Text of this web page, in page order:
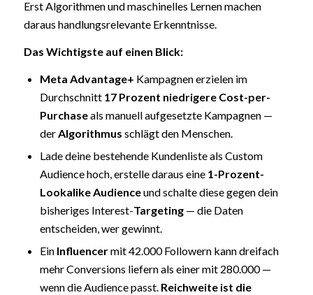
Erst Algorithmen und maschinelles Lernen machen
daraus handlungsrelevante Erkenntnisse.
Das Wichtigste auf einen Blick:
Meta Advantage+ Kampagnen erzielen im
Durchschnitt 17 Prozent niedrigere Cost-per-
Purchaseals manuell aufgesetzte Kampagnen —
derAlgorithmus schlägt den Menschen.
Lade deine bestehende Kundenliste als Custom
Audience hoch, erstelle daraus eine 1-Prozent-
Lookalike Audienceund schalte diese gegen dein
bisheriges Interest-Targeting— die Daten
entscheiden, wer gewinnt.
Ein Influencermit 42.000 Followern kann dreifach
mehr Conversions liefern als einer mit 280.000 —
wenn die Audience passt. Reichweiteist die